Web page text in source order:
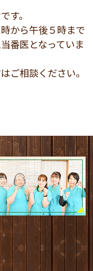
す。
から午後５時まで
番医となっていま
ご相談ください。